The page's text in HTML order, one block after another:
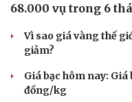
68.000 vụ trong 6
Vì sao giá vàng thế
giảm?
Giá bạc hôm nay:
đồng/kg